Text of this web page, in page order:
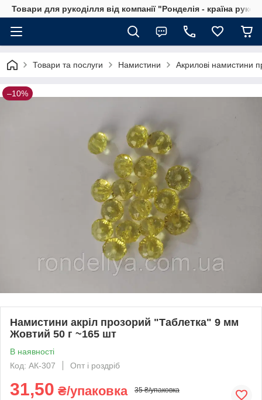
Товари для рукоділля від компанії "Ронделія - країна
Товари та послуги Намистини Акрилові намистини
–10%
Намистини акріл прозорий "Таблетка" 9 мм
Жовтий 50 г ~165 шт
В наявності
Код: АК-307
Опт і роздріб
31,50 ₴/упаковка 35 ₴/упаковка